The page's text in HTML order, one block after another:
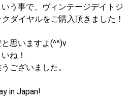
う事で、ヴィンテージデイトジ
ダイヤルをご購入頂きました！
思いますよ(^^)v
ね！
ございました。
in Japan!